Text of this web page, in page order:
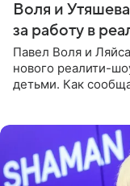
Воля и
за работу в
Павел Воля и
нового реалити-
детьми. Как